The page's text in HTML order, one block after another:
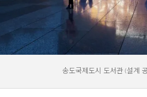
송도국제도시 도서관 (설계